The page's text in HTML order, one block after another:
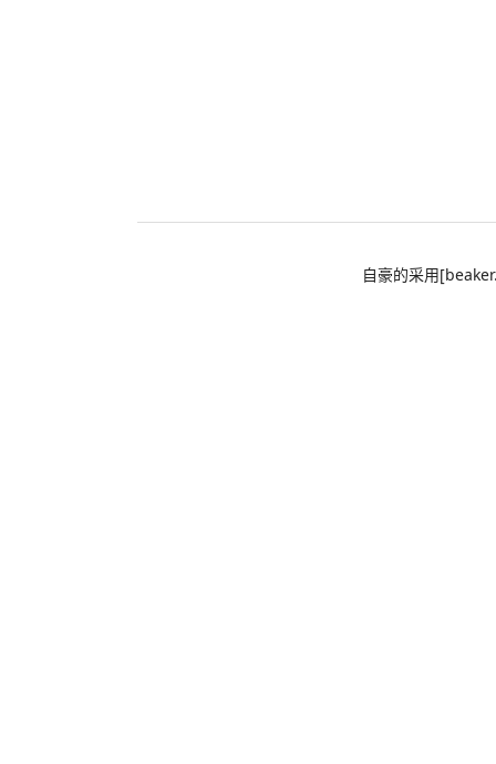
自豪的采用